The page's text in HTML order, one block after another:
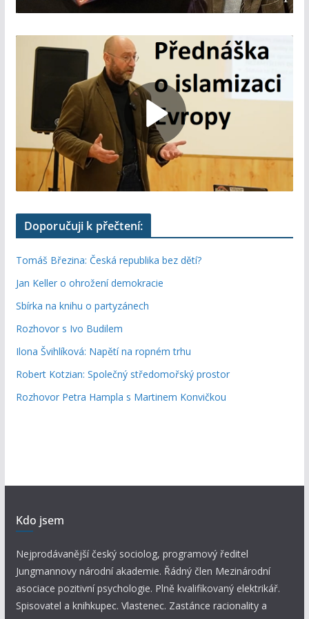
Doporučuji k přečtení:
Tomáš Březina: Česká republika bez dětí?
Jan Keller o ohrožení demokracie
Sbírka na knihu o partyzánech
Rozhovor s Ivo Budilem
Ilona Švihlíková: Napětí na ropném trhu
Robert Kotzian: Společný středomořský prostor
Rozhovor Petra Hampla s Martinem Konvičkou
Kdo jsem
Nejprodávanější český sociolog, programový ředitel
Jungmannovy národní akademie. Řádný člen Mezinárodní
asociace pozitivní psychologie. Plně kvalifikovaný elektrikář.
Spisovatel a knihkupec. Vlastenec. Zastánce racionality a